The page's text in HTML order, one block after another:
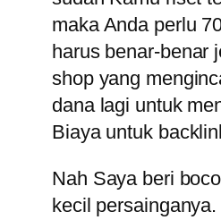
maka Anda perlu
harus benar-benar
shop yang
dana lagi untuk
Biaya untuk
Nah Saya beri
kecil